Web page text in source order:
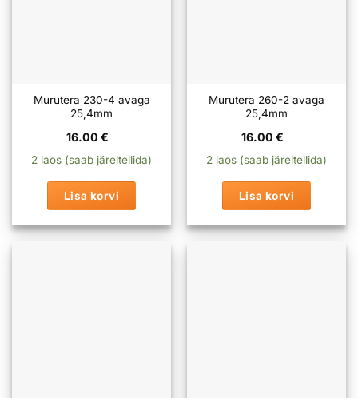
Murutera 230-4 avaga
25,4mm
16.00 €
2 laos (saab järeltellida)
Lisa korvi
Murutera 260-2 avaga
25,4mm
16.00 €
2 laos (saab järeltellida)
Lisa korvi